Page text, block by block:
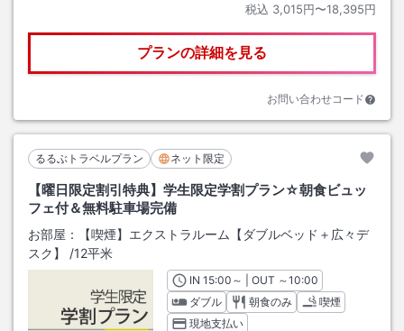
税込 3,015円〜18,395円
プランの詳細を見る
お問い合わせコード
るるぶトラベルプラン ネット限定
【曜日限定割引特典】学生限定学割プラン☆朝食ビュッ
フェ付＆無料駐車場完備
お部屋：
【喫煙】エクストラルーム【ダブルベッド＋広々デ
スク】
/12平米
INチェックイン
15:00 ～ | OUT チェックアウト
～10:00
ダブル
朝食のみ
喫煙
現地支払い